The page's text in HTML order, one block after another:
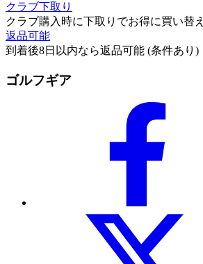
クラブ下取り
クラブ購入時に下取りでお得に買い替え
返品可能
到着後8日以内なら返品可能 (条件あり)
ゴルフギア